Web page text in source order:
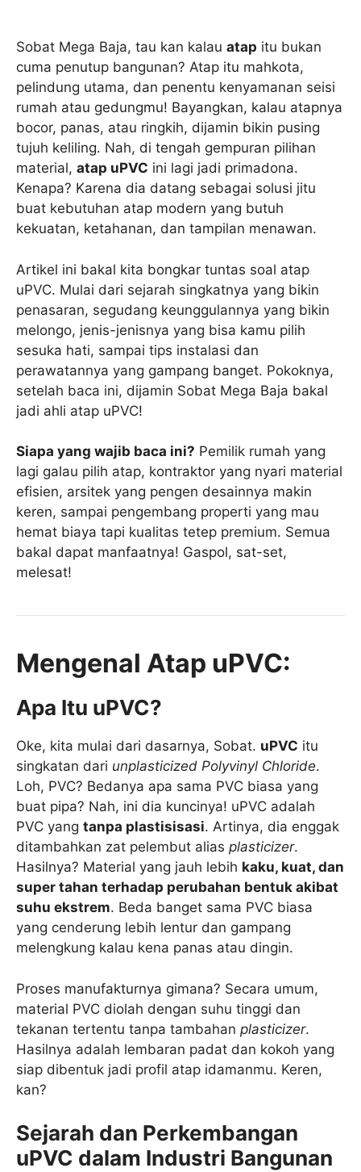
Sobat Mega Baja, tau kan kalau atap itu bukan
cuma penutup bangunan? Atap itu mahkota,
pelindung utama, dan penentu kenyamanan seisi
rumah atau gedungmu! Bayangkan, kalau atapnya
bocor, panas, atau ringkih, dijamin bikin pusing
tujuh keliling. Nah, di tengah gempuran pilihan
material, atap uPVC ini lagi jadi primadona.
Kenapa? Karena dia datang sebagai solusi jitu
buat kebutuhan atap modern yang butuh
kekuatan, ketahanan, dan tampilan menawan.
Artikel ini bakal kita bongkar tuntas soal atap
uPVC. Mulai dari sejarah singkatnya yang bikin
penasaran, segudang keunggulannya yang bikin
melongo, jenis-jenisnya yang bisa kamu pilih
sesuka hati, sampai tips instalasi dan
perawatannya yang gampang banget. Pokoknya,
setelah baca ini, dijamin Sobat Mega Baja bakal
jadi ahli atap uPVC!
Siapa yang wajib baca ini? Pemilik rumah yang
lagi galau pilih atap, kontraktor yang nyari material
efisien, arsitek yang pengen desainnya makin
keren, sampai pengembang properti yang mau
hemat biaya tapi kualitas tetep premium. Semua
bakal dapat manfaatnya! Gaspol, sat-set,
melesat!
Mengenal Atap uPVC:
Apa Itu uPVC?
Oke, kita mulai dari dasarnya, Sobat. uPVC itu
singkatan dari unplasticized Polyvinyl Chloride.
Loh, PVC? Bedanya apa sama PVC biasa yang
buat pipa? Nah, ini dia kuncinya! uPVC adalah
PVC yang tanpa plastisisasi. Artinya, dia enggak
ditambahkan zat pelembut alias plasticizer.
Hasilnya? Material yang jauh lebih kaku, kuat, dan
super tahan terhadap perubahan bentuk akibat
suhu ekstrem. Beda banget sama PVC biasa
yang cenderung lebih lentur dan gampang
melengkung kalau kena panas atau dingin.
Proses manufakturnya gimana? Secara umum,
material PVC diolah dengan suhu tinggi dan
tekanan tertentu tanpa tambahan plasticizer.
Hasilnya adalah lembaran padat dan kokoh yang
siap dibentuk jadi profil atap idamanmu. Keren,
kan?
Sejarah dan Perkembangan
uPVC dalam Industri Bangunan